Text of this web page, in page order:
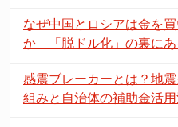
なぜ中国とロシアは金を
か 「脱ドル化」の裏にあ
感震ブレーカーとは？地
組みと自治体の補助金活